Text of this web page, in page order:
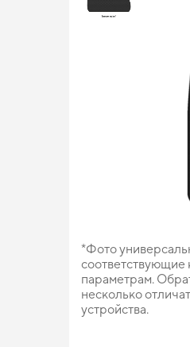
*Фото
параметрам.
несколько
устройства.